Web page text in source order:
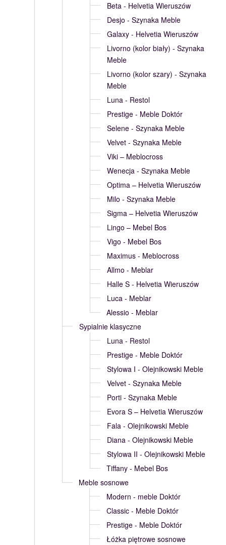
Beta - Helvetia Wieruszów
Desjo - Szynaka Meble
Galaxy - Helvetia Wieruszów
Livorno (kolor biały) - Szynaka
Meble
Livorno (kolor szary) - Szynaka
Meble
Luna - Restol
Prestige - Meble Doktór
Selene - Szynaka Meble
Velvet - Szynaka Meble
Viki – Meblocross
Wenecja - Szynaka Meble
Optima – Helvetia Wieruszów
Milo - Szynaka Meble
Sigma – Helvetia Wieruszów
Lingo – Mebel Bos
Vigo - Mebel Bos
Maximus - Meblocross
Allmo - Meblar
Halle S - Helvetia Wieruszów
Luca - Meblar
Alessio - Meblar
Sypialnie klasyczne
Luna - Restol
Prestige - Meble Doktór
Stylowa I - Olejnikowski Meble
Velvet - Szynaka Meble
Porti - Szynaka Meble
Evora S – Helvetia Wieruszów
Fala - Olejnikowski Meble
Diana - Olejnikowski Meble
Stylowa II - Olejnikowski Meble
Tiffany - Mebel Bos
Meble sosnowe
Modern - meble Doktór
Classic - Meble Doktór
Prestige - Meble Doktór
Łóżka piętrowe sosnowe